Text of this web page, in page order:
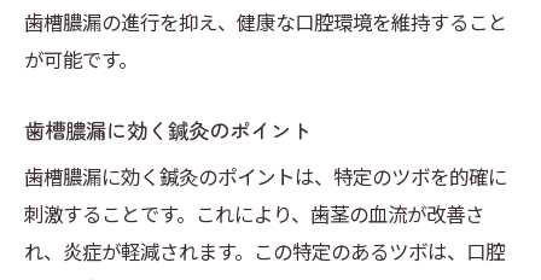
歯槽膿漏の進行を抑え、健康な口腔環境を維持すること
が可能です。
歯槽膿漏に効く鍼灸のポイント
歯槽膿漏に効く鍼灸のポイントは、特定のツボを的確に
刺激することです。これにより、歯茎の血流が改善さ
れ、炎症が軽減されます。この特定のあるツボは、口腔